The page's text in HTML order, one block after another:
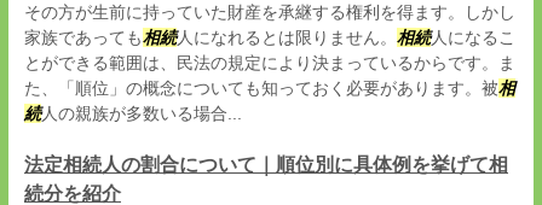
その方が生前に持っていた財産を承継する権利を得ます。しかし
家族であっても相続人になれるとは限りません。 相続人になるこ
とができる範囲は、民法の規定により決まっているからです。ま
た、「順位」の概念についても知っておく必要があります。被相
続人の親族が多数いる場合...
法定相続人の割合について｜順位別に具体例を挙げて相
続分を紹介